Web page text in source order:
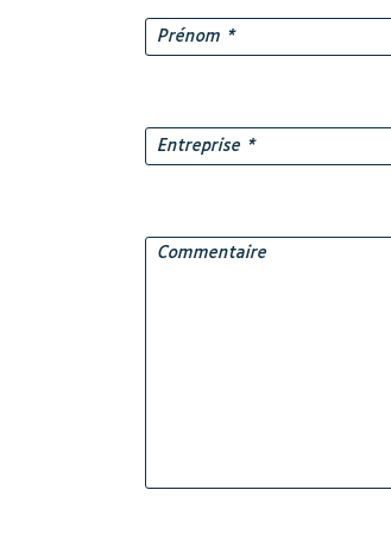
Nom*
Entreprise *
Commentaire